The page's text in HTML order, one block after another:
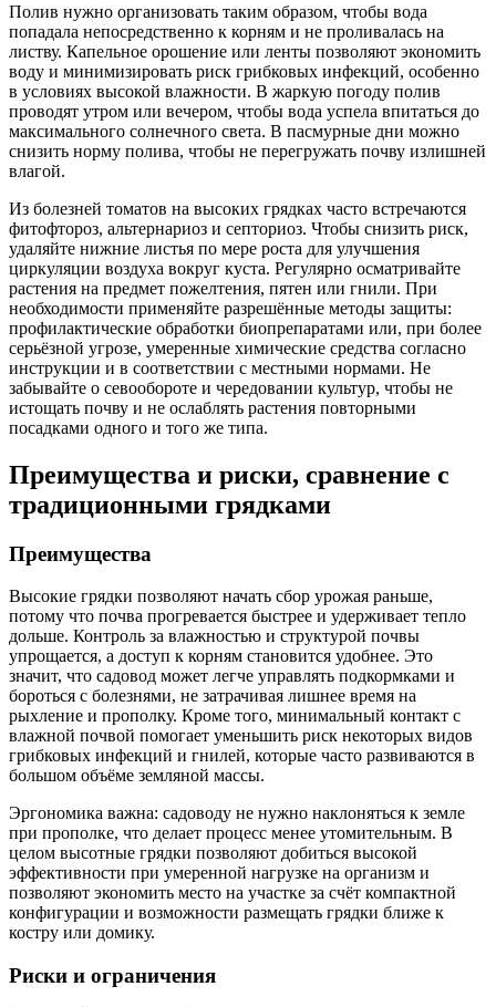
Полив нужно организовать таким образом, чтобы вода
попадала непосредственно к корням и не проливалась на
листву. Капельное орошение или ленты позволяют экономить
воду и минимизировать риск грибковых инфекций, особенно
в условиях высокой влажности. В жаркую погоду полив
проводят утром или вечером, чтобы вода успела впитаться до
максимального солнечного света. В пасмурные дни можно
снизить норму полива, чтобы не перегружать почву излишней
влагой.
Из болезней томатов на высоких грядках часто встречаются
фитофтороз, альтернариоз и септориоз. Чтобы снизить риск,
удаляйте нижние листья по мере роста для улучшения
циркуляции воздуха вокруг куста. Регулярно осматривайте
растения на предмет пожелтения, пятен или гнили. При
необходимости применяйте разрешённые методы защиты:
профилактические обработки биопрепаратами или, при более
серьёзной угрозе, умеренные химические средства согласно
инструкции и в соответствии с местными нормами. Не
забывайте о севообороте и чередовании культур, чтобы не
истощать почву и не ослаблять растения повторными
посадками одного и того же типа.
Преимущества и риски, сравнение с
традиционными грядками
Преимущества
Высокие грядки позволяют начать сбор урожая раньше,
потому что почва прогревается быстрее и удерживает тепло
дольше. Контроль за влажностью и структурой почвы
упрощается, а доступ к корням становится удобнее. Это
значит, что садовод может легче управлять подкормками и
бороться с болезнями, не затрачивая лишнее время на
рыхление и прополку. Кроме того, минимальный контакт с
влажной почвой помогает уменьшить риск некоторых видов
грибковых инфекций и гнилей, которые часто развиваются в
большом объёме земляной массы.
Эргономика важна: садоводу не нужно наклоняться к земле
при прополке, что делает процесс менее утомительным. В
целом высотные грядки позволяют добиться высокой
эффективности при умеренной нагрузке на организм и
позволяют экономить место на участке за счёт компактной
конфигурации и возможности размещать грядки ближе к
костру или домику.
Риски и ограничения